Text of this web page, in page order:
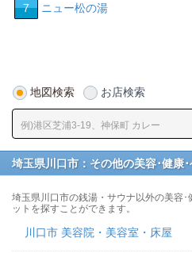
7 ニュー松の湯
地図検索 お店検索
埼玉県川口市：その他の美容･健康
埼玉県川口市の銭湯・サウナ以外の美容
ットを探すことができます。
川口市 美容院・美容室・床屋